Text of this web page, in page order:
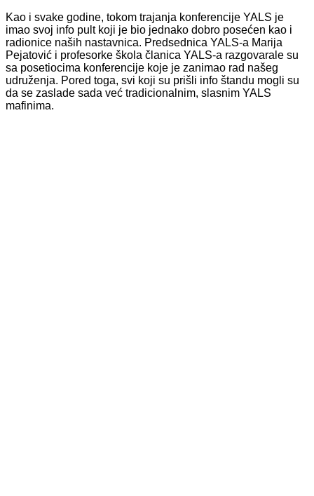
Kao i svake godine, tokom trajanja konferencije YALS je
imao svoj info pult koji je bio jednako dobro posećen kao i
radionice naših nastavnica. Predsednica YALS-a Marija
Pejatović i profesorke škola članica YALS-a razgovarale su
sa posetiocima konferencije koje je zanimao rad našeg
udruženja. Pored toga, svi koji su prišli info štandu mogli su
da se zaslade sada već tradicionalnim, slasnim YALS
mafinima.